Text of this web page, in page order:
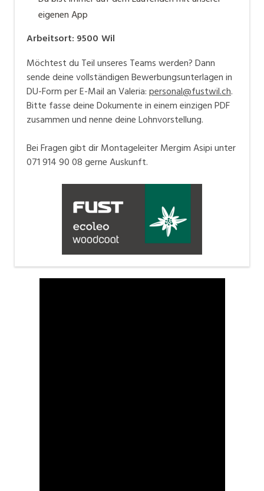
eigenen App
Arbeitsort: 9500 Wil
Möchtest du Teil unseres Teams werden? Dann
sende deine vollständigen Bewerbungsunterlagen in
DU-Form per E-Mail an Valeria:personal@fustwil.ch.
Bitte fasse deine Dokumente in einem einzigen PDF
zusammen und nenne deine Lohnvorstellung.
Bei Fragen gibt dir Montageleiter Mergim Asipi unter
071 914 90 08 gerne Auskunft.